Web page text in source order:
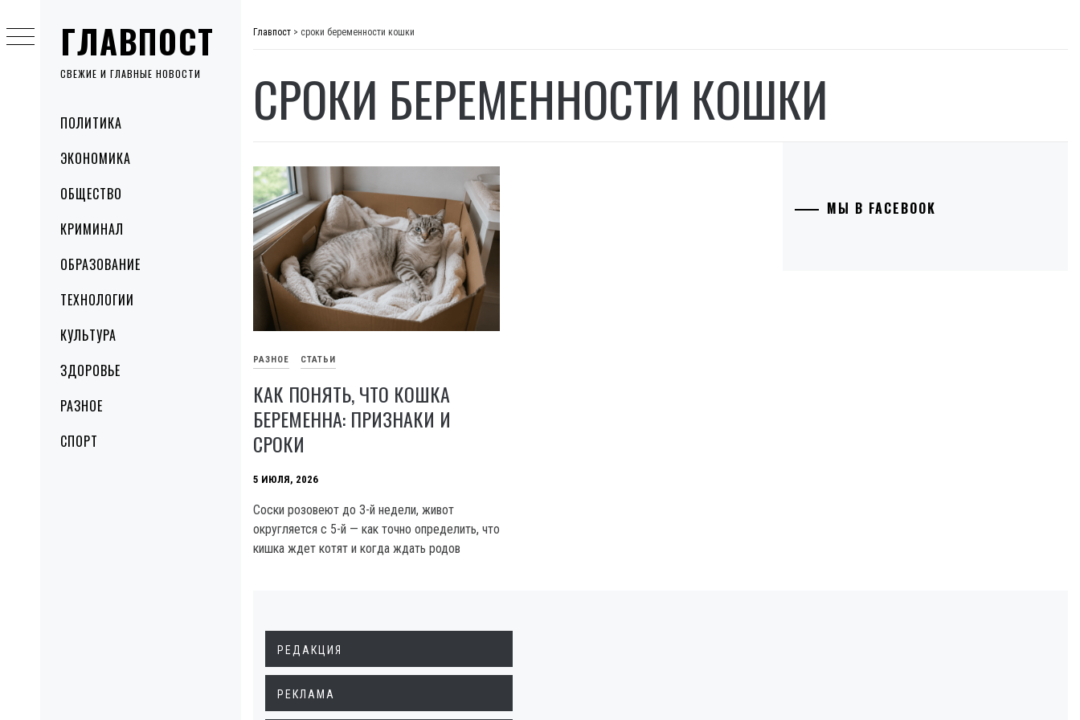
ГЛАВПОСТ
СВЕЖИЕ И ГЛАВНЫЕ НОВОСТИ
MenuПОЛИТИКА
ЭКОНОМИКА
ОБЩЕСТВО
КРИМИНАЛ
ОБРАЗОВАНИЕ
ТЕХНОЛОГИИ
КУЛЬТУРА
ЗДОРОВЬЕ
РАЗНОЕ
СПОРТ
to
content
Главпост > сроки беременности кошки
СРОКИ БЕРЕМЕННОСТИ КОШКИ
РАЗНОЕ СТАТЬИ
КАК ПОНЯТЬ, ЧТО КОШКА
БЕРЕМЕННА: ПРИЗНАКИ И
СРОКИ
5 ИЮЛЯ, 2026
Соски розовеют до 3-й недели, живот
округляется с 5-й — как точно определить, что
кишка ждет котят и когда ждать родов
МЫ В FACEBOOK
РЕДАКЦИЯ
РЕКЛАМА